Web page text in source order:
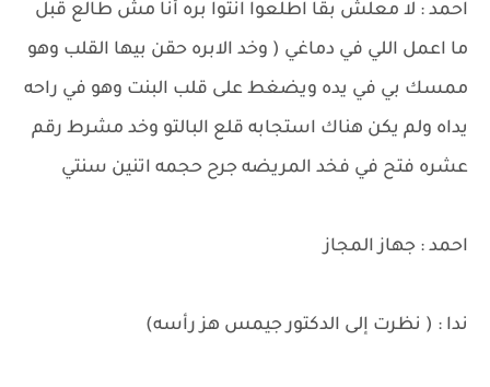
احمد : لا معلش بقا اطلعوا انتوا بره أنا مش طالع قبل
ما اعمل اللي في دماغي ( وخد الابره حقن بيها القلب وهو
ممسك بي في يده ويضغط على قلب البنت وهو في راحه
يداه ولم يكن هناك استجابه قلع البالتو وخد مشرط رقم
عشره فتح في فخد المريضه جرح حجمه اتنين سنتي
احمد : جهاز المجاز
ندا : ( نظرت إلى الدكتور جيمس هز رأسه)